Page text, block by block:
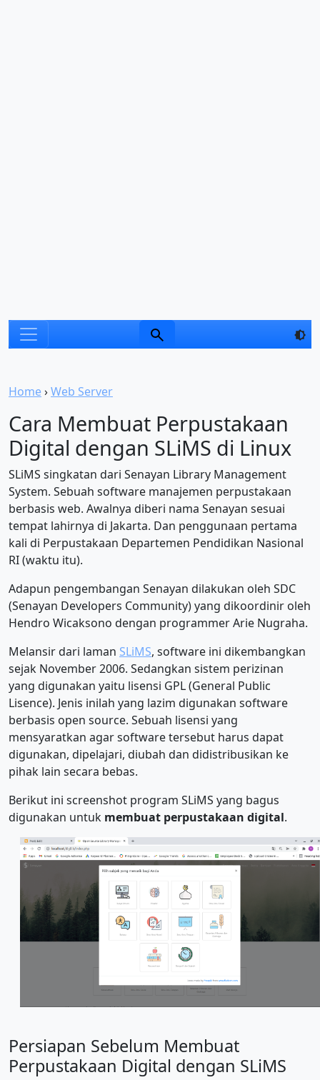
Home›Web Server
Cara Membuat Perpustakaan
Digital dengan SLiMS di Linux
SLiMS singkatan dari Senayan Library Management
System. Sebuah software manajemen perpustakaan
berbasis web. Awalnya diberi nama Senayan sesuai
tempat lahirnya di Jakarta. Dan penggunaan pertama
kali di Perpustakaan Departemen Pendidikan Nasional
RI (waktu itu).
Adapun pengembangan Senayan dilakukan oleh SDC
(Senayan Developers Community) yang dikoordinir oleh
Hendro Wicaksono dengan programmer Arie Nugraha.
Melansir dari laman SLiMS, software ini dikembangkan
sejak November 2006. Sedangkan sistem perizinan
yang digunakan yaitu lisensi GPL (General Public
Lisence). Jenis inilah yang lazim digunakan software
berbasis open source. Sebuah lisensi yang
mensyaratkan agar software tersebut harus dapat
digunakan, dipelajari, diubah dan didistribusikan ke
pihak lain secara bebas.
Berikut ini screenshot program SLiMS yang bagus
digunakan untuk membuat perpustakaan digital.
Persiapan Sebelum Membuat
Perpustakaan Digital dengan SLiMS